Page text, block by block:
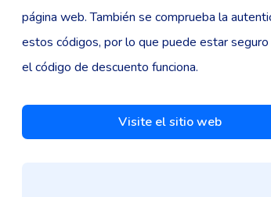
página web. También se comprueba la
estos códigos, por lo que puede estar
el código de descuento funciona.
Visite el sitio web